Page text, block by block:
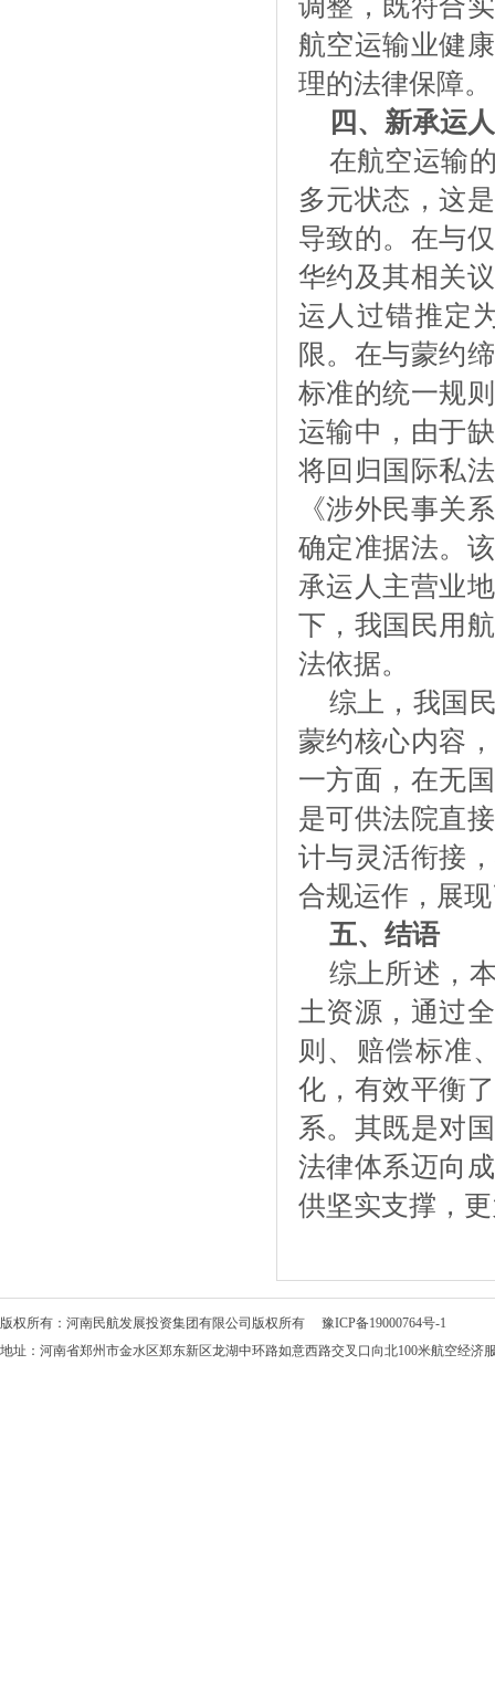
调整，既符合
航空运输业健
理的法律保障。
四、新承运
在航空运输
多元状态，这
导致的。在与
华约及其相关
运人过错推定
限。在与蒙约
标准的统一规
运输中，由于
将回归国际私
《涉外民事关
确定准据法。
承运人主营业
下，我国民用
法依据。
综上，我国
蒙约核心内容
一方面，在无
是可供法院直
计与灵活衔接
合规运作，展
五、结语
综上所述，
土资源，通过
则、赔偿标准
化，有效平衡
系。其既是对
法律体系迈向
供坚实支撑，
版权所有：河南民航发展投资集团有限公司版权所有 豫ICP备19000764号-1
地址：河南省郑州市金水区郑东新区龙湖中环路如意西路交叉口向北100米航空经济